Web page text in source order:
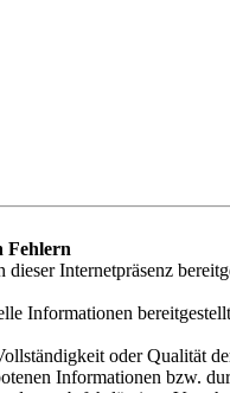
Fehlern
Internetpräsenz
Informationen
oder Qualität
Informationen bzw.